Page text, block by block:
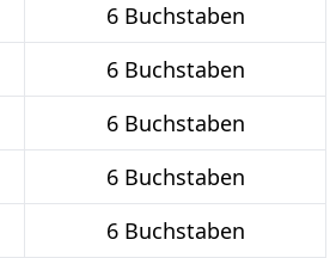
6 Buchstaben
6 Buchstaben
6 Buchstaben
6 Buchstaben
6 Buchstaben